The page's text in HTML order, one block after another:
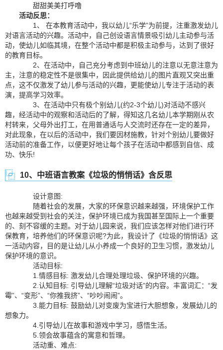
甜甜美美打呼噜
活动反思：
1、 在本教育活动中，我以幼儿“乐学”为前提，注重激发幼儿
对语言活动的兴趣。活动中，自己创设语言情景吸引幼儿主动参与活
动，使幼儿如临其境，在整个活动中都是积极主动参与，达到了很好
的教育目标。
2、在活动中，自己充分考虑到中班幼儿的注意以无意注意为
主，注意的稳定性不是很集中，因此提供给幼儿的图片直观又突出重
点，这不仅激发了幼儿参与活动的兴趣，更能使幼儿专注于活动的表
演，提高学习效率。
3、在活动中只有极个别幼儿(约2-3个幼儿)对活动不感兴
趣，经活动中的观察和活动后的了解，得知这几名幼儿本学期刚从农
村转来，父母外出打工，在用普通话与人交流时还存在一定的差异，
对此现象，在以后的活动中，我们要因材施教，针对个别幼儿要做好
活动前的准备工作，以便更好地让每个孩子在活动中都感到自信、成
功、快乐!
10、中班语言教案《垃圾的悄悄话》含反思
设计意图:
随着社会的发展，大家的环保意识越来越强，环境保护工作
也越来越受到社会的关注，保护环境已成为我国甚至国际上一个重要
的、刻不容缓的主题。对于幼儿园来说，我们应该怎样对他们进行环
保教育，培养他们的环保意识呢?为此，我设计了《垃圾的悄悄话》这
一活动内容，目的是让幼儿从小养成一个良好的卫生习惯，激发幼儿
保护环境的意识。
活动目标:
1.情感目标: 激发幼儿合理处理垃圾、保护环境的兴趣。
2.认知目标: 引导幼儿理解“垃圾对话”的内容。丰富词汇：“发
霉”、“变形”、“你推我挤”、“吵吵闹闹”。
3.能力目标: 鼓励幼儿对变废为宝进行大胆想象，发展幼儿的
想象力。
4.引导幼儿在故事和游戏中学习，感悟生活。
5.领会故事蕴含的寓意和哲理。
活动重、难点: